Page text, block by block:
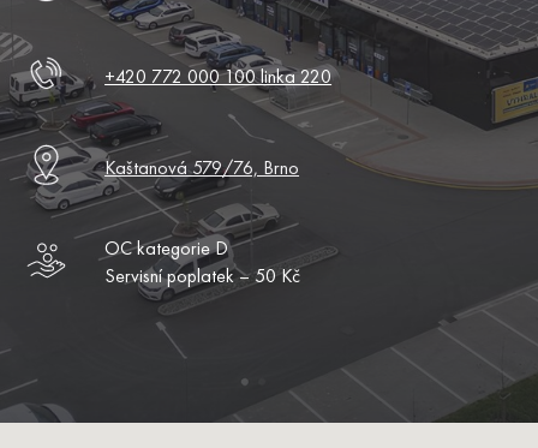
+420 772 000 100 linka 220
Kaštanová 579/76, Brno
OC kategorie D
Servisní poplatek – 50 Kč